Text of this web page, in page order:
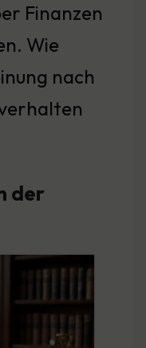
Finanzen
Wie
nach
der